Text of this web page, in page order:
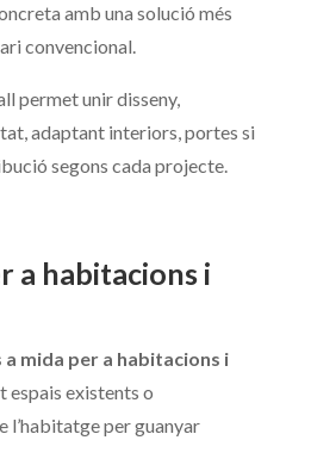
amb una solució més
convencional.
permet unir disseny,
adaptant interiors, portes si
segons cada projecte.
a habitacions i
mida per a habitacions i
espais existents o
l’habitatge per guanyar